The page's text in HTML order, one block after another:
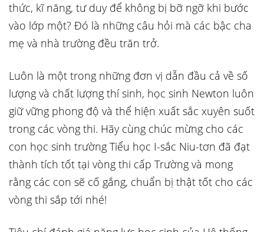
thức, kĩ năng, tư duy để không bị bỡ ngỡ khi bước
vào lớp một? Đó là những câu hỏi mà các bậc cha
mẹ và nhà trường đều trăn trở.
Luôn là một trong những đơn vị dẫn đầu cả về số
lượng và chất lượng thí sinh, học sinh Newton luôn
giữ vững phong độ và thể hiện xuất sắc xuyên suốt
trong các vòng thi. Hãy cùng chúc mừng cho các
con học sinh trường Tiểu học I-sắc Niu-tơn đã đạt
thành tích tốt tại vòng thi cấp Trường và mong
rằng các con sẽ cố gắng, chuẩn bị thật tốt cho các
vòng thi sắp tới nhé!